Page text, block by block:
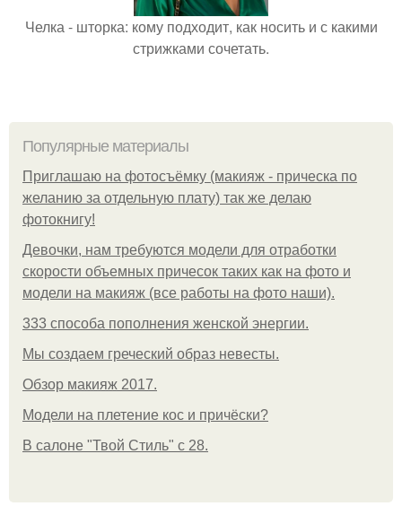
Челка - шторка: кому подходит, как носить и с какими
стрижками сочетать.
Популярные материалы
Приглашаю на фотосъёмку (макияж - прическа по
желанию за отдельную плату) так же делаю
фотокнигу!
Девочки, нам требуются модели для отработки
скорости объемных причесок таких как на фото и
модели на макияж (все работы на фото наши).
333 способа пополнения женской энергии.
Мы создаем греческий образ невесты.
Обзор макияж 2017.
Модели на плетение кос и причёски?
В салоне "Твой Стиль" с 28.